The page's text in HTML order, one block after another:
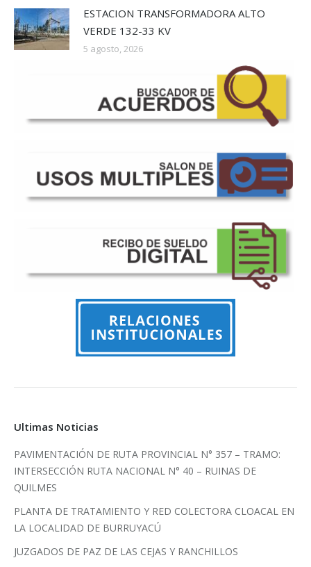
ESTACION TRANSFORMADORA ALTO
VERDE 132-33 KV
5 agosto, 2026
Ultimas Noticias
PAVIMENTACIÓN DE RUTA PROVINCIAL N° 357 – TRAMO:
INTERSECCIÓN RUTA NACIONAL N° 40 – RUINAS DE
QUILMES
PLANTA DE TRATAMIENTO Y RED COLECTORA CLOACAL EN
LA LOCALIDAD DE BURRUYACÚ
JUZGADOS DE PAZ DE LAS CEJAS Y RANCHILLOS